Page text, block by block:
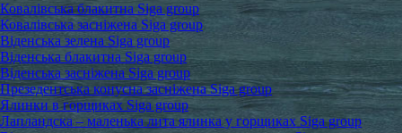
Ковалівська блакитна Siga group
Ковалівська засніжена Siga group
Віденська зелена Siga group
Віденська блакитна Siga group
Віденська засніжена Siga group
Презедентська конусна засніжена Siga group
Ялинки в горщиках Siga group
Лапландска – маленька лита ялинка у горщиках Siga group